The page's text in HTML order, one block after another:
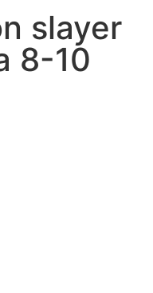
slayer
8-10